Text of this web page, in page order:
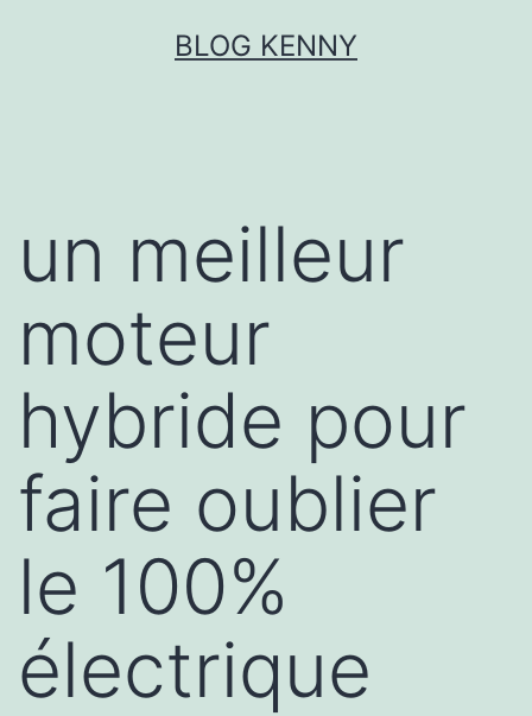
BLOG KENNY
un meilleur
moteur
hybride pour
faire oublier
le 100%
électrique